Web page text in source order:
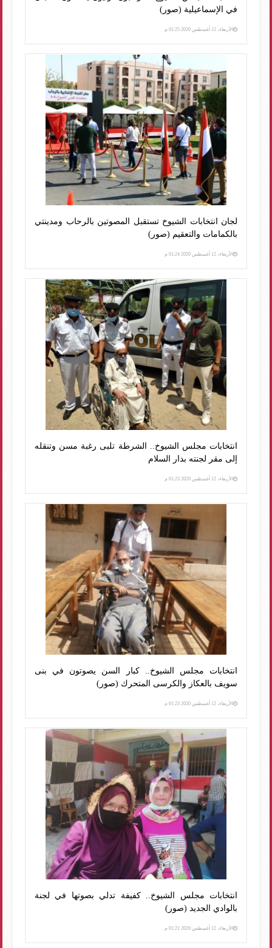
في الإسماعيلية (صور)
الأربعاء، 12 أغسطس 2020 01:25 م
لجان انتخابات الشيوخ تستقبل المصوتين بالرحاب ومدينتي
بالكمامات والتعقيم (صور)
الأربعاء، 12 أغسطس 2020 01:24 م
انتخابات مجلس الشيوخ.. الشرطة تلبى رغبة مسن وتنقله
إلى مقر لجنته بدار السلام
الأربعاء، 12 أغسطس 2020 01:23 م
انتخابات مجلس الشيوخ.. كبار السن يصوتون في بنى
سويف بالعكاز والكرسى المتحرك (صور)
الأربعاء، 12 أغسطس 2020 01:23 م
انتخابات مجلس الشيوخ.. كفيفة تدلي بصوتها في لجنة
بالوادي الجديد (صور)
الأربعاء، 12 أغسطس 2020 01:21 م